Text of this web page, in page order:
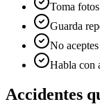
Toma
Guarda
No
Habla con
Accidentes